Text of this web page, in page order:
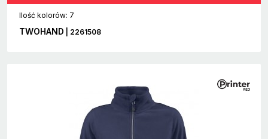
Ilość kolorów: 7
TWOHAND | 2261508